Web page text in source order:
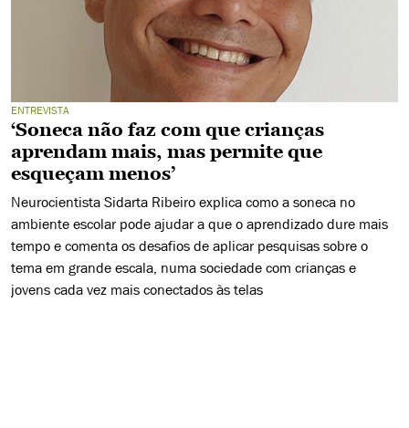
ENTREVISTA
‘Soneca não faz com que crianças
aprendam mais, mas permite que
esqueçam menos’
Neurocientista Sidarta Ribeiro explica como a soneca no
ambiente escolar pode ajudar a que o aprendizado dure mais
tempo e comenta os desafios de aplicar pesquisas sobre o
tema em grande escala, numa sociedade com crianças e
jovens cada vez mais conectados às telas